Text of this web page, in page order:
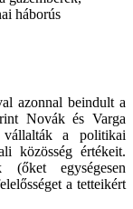
háborús
azonnal beindult a
Novák és Varga
vállalták a politikai
közösség értékeit.
egységesen
a tetteikért